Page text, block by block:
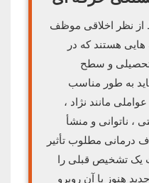
نظر اخلاقی موظف
هستند که در
و سطح
باید به طور مناسب
مانند نژاد ،
، ناتوانی و منشأ
درمانی مطلوب تأثیر
یک تشخیص قبلی را
هنوز با آن روبرو